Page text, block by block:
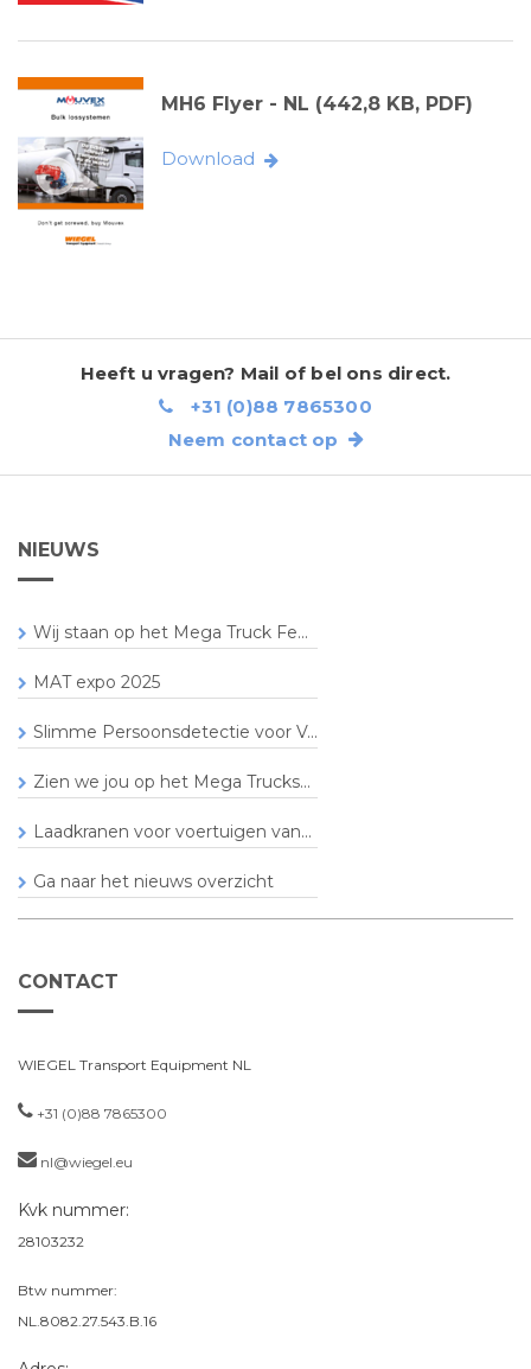
MH6 Flyer - NL (442,8 KB, PDF)
Download
Heeft u vragen? Mail of bel ons direct.
+31 (0)88 7865300
Neem contact op
NIEUWS
Wij staan op het Mega Truck Fe...
MAT expo 2025
Slimme Persoonsdetectie voor V...
Zien we jou op het Mega Trucks...
Laadkranen voor voertuigen van...
Ga naar het nieuws overzicht
CONTACT
WIEGEL Transport Equipment NL
+31 (0)88 7865300
nl@wiegel.eu
Kvk nummer:
28103232
Btw nummer:
NL.8082.27.543.B.16